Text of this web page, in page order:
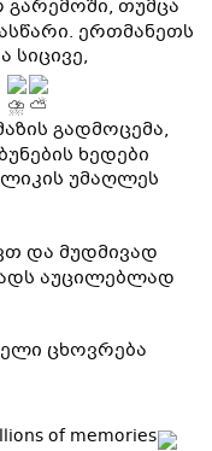
გარემოში, თუმცა
ერთმანეთს
სიცივე,
გადმოცემა,
ხედები
უმაღლეს
და მუდმივად
აუცილებლად
ცხოვრება
of memories